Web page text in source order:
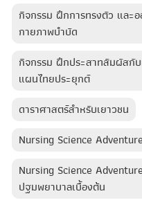
กิจกรรม ฝึกการทรงตัว และ
กายภาพบำบัด
กิจกรรม ฝึกประสาทสัมผัสกั
แผนไทยประยุกต์
ดาราศาสตร์สำหรับเยาวชน
Nursing Science
Nursing Science
ปฐมพยาบาลเบื้องต้น